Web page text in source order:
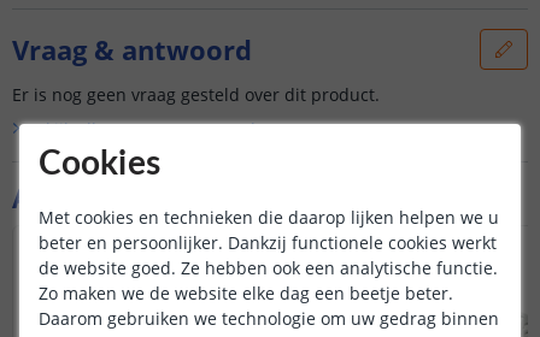
Aanvullende producten
Vraag & antwoord
Er is nog geen vraag gesteld over dit product.
Bekijk alle Vraag & antwoord
Cookies
Met cookies en technieken die daarop lijken helpen we u
beter en persoonlijker. Dankzij functionele cookies werkt
de website goed. Ze hebben ook een analytische functie.
Zo maken we de website elke dag een beetje beter.
Daarom gebruiken we technologie om uw gedrag binnen